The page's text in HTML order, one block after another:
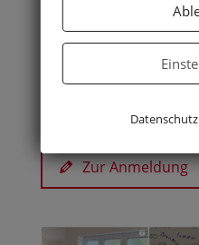
Bei Rückfragen
unter0511-848 65 84
Zur Anmeldung
Datenschutz